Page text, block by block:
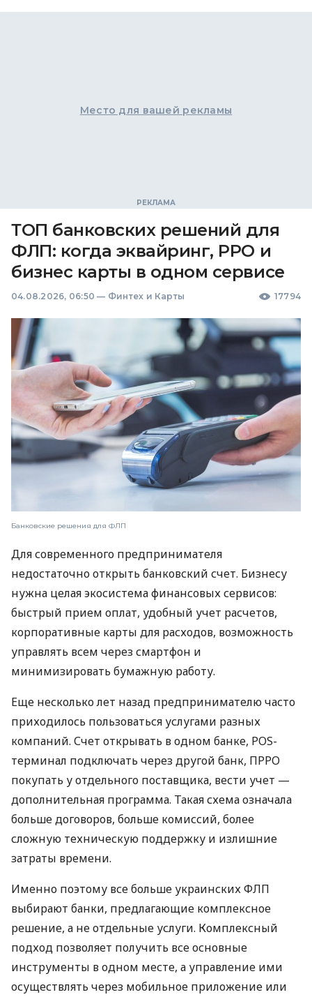
Место для вашей рекламы
ТОП банковских решений для
ФЛП: когда эквайринг, РРО и
бизнес карты в одном сервисе
04.08.2026, 06:50 — Финтех и Карты 17794
Банковские решения для ФЛП
Для современного предпринимателя
недостаточно открыть банковский счет. Бизнесу
нужна целая экосистема финансовых сервисов:
быстрый прием оплат, удобный учет расчетов,
корпоративные карты для расходов, возможность
управлять всем через смартфон и
минимизировать бумажную работу.
Еще несколько лет назад предпринимателю часто
приходилось пользоваться услугами разных
компаний. Счет открывать в одном банке, POS-
терминал подключать через другой банк, ПРРО
покупать у отдельного поставщика, вести учет —
дополнительная программа. Такая схема означала
больше договоров, больше комиссий, более
сложную техническую поддержку и излишние
затраты времени.
Именно поэтому все больше украинских ФЛП
выбирают банки, предлагающие комплексное
решение, а не отдельные услуги. Комплексный
подход позволяет получить все основные
инструменты в одном месте, а управление ими
осуществлять через мобильное приложение или